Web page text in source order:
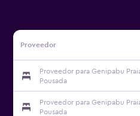
Proveedor
Proveedor para Genipabu
Pousada
Proveedor para Genipabu
Pousada